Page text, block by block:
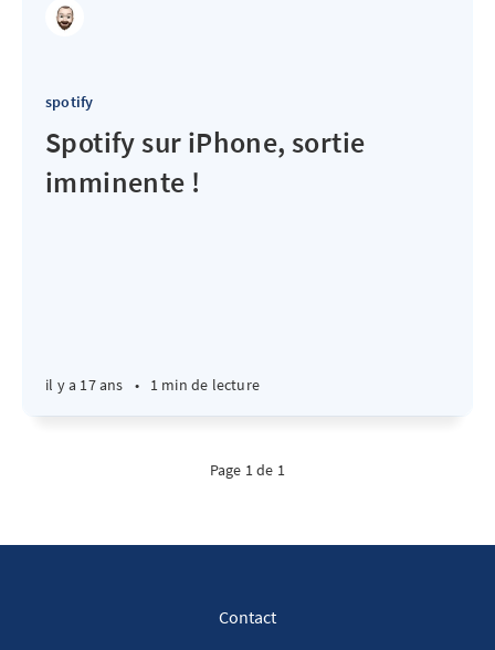
spotify
Spotify sur iPhone, sortie
imminente !
il y a 17 ans • 1 min de lecture
Page 1 de 1
Contact